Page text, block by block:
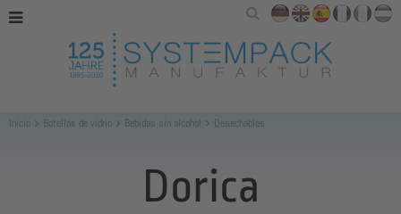
Inicio Botellas de vidrio Bebidas sin alcohol Desechables
Dorica